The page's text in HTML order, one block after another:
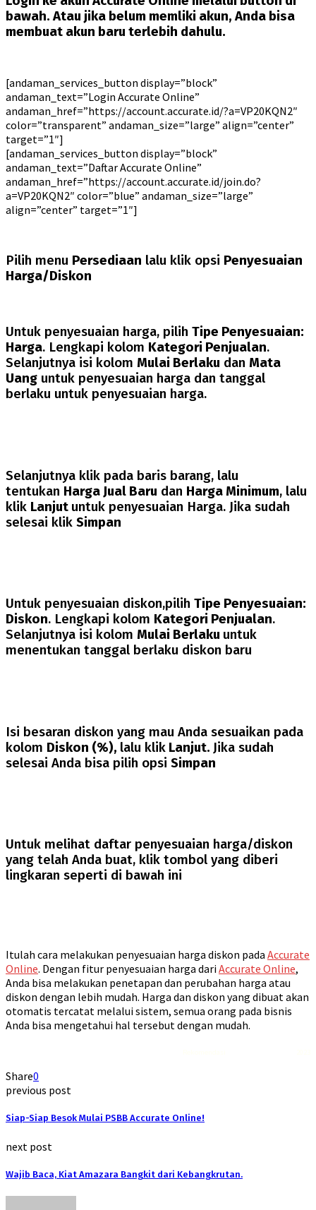
bawah. Atau jika belum memliki akun, Anda bisa
membuat akun baru terlebih dahulu.
[andaman_services_button display=”block”
andaman_text=”Login Accurate Online”
andaman_href=”https://account.accurate.id/?a=VP20KQN2″
color=”transparent” andaman_size=”large” align=”center”
target=”1″]
[andaman_services_button display=”block”
andaman_text=”Daftar Accurate Online”
andaman_href=”https://account.accurate.id/join.do?
a=VP20KQN2″ color=”blue” andaman_size=”large”
align=”center” target=”1″]
Pilih menu Persediaan lalu klik opsi Penyesuaian
Harga/Diskon
Untuk penyesuaian harga, pilih Tipe Penyesuaian:
Harga. Lengkapi kolom Kategori Penjualan.
Selanjutnya isi kolom Mulai Berlaku dan Mata
Uang untuk penyesuaian harga dan tanggal
berlaku untuk penyesuaian harga.
Selanjutnya klik pada baris barang, lalu
tentukan Harga Jual Baru dan Harga Minimum, lalu
klik Lanjut untuk penyesuaian Harga. Jika sudah
selesai klik Simpan
Untuk penyesuaian diskon,pilih Tipe Penyesuaian:
Diskon. Lengkapi kolom Kategori Penjualan.
Selanjutnya isi kolom Mulai Berlaku untuk
menentukan tanggal berlaku diskon baru
Isi besaran diskon yang mau Anda sesuaikan pada
kolom Diskon (%), lalu klik Lanjut. Jika sudah
selesai Anda bisa pilih opsi Simpan
Untuk melihat daftar penyesuaian harga/diskon
yang telah Anda buat, klik tombol yang diberi
lingkaran seperti di bawah ini
Itulah cara melakukan penyesuaian harga diskon pada Accurate
Online. Dengan fitur penyesuaian harga dariAccurate Online,
Anda bisa melakukan penetapan dan perubahan harga atau
diskon dengan lebih mudah. Harga dan diskon yang dibuat akan
otomatis tercatat melalui sistem, semua orang pada bisnis
Anda bisa mengetahui hal tersebut dengan mudah.
Share0
previous post
Siap-Siap Besok Mulai PSBB Accurate Online!
next post
Wajib Baca, Kiat Amazara Bangkit dari Kebangkrutan.